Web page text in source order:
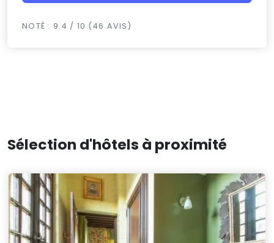
NOTÉ : 9.4 / 10 (46 AVIS)
Sélection d'hôtels à proximité